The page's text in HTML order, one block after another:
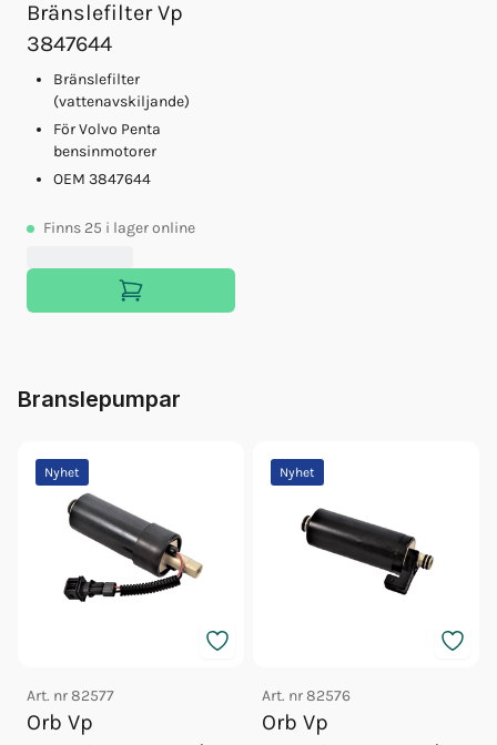
Bränslefilter Vp
3847644
Bränslefilter
(vattenavskiljande)
För Volvo Penta
bensinmotorer
OEM 3847644
Finns 25 i lager online
Branslepumpar
Nyhet
Art. nr82577
Orb Vp
Nyhet
Art. nr82576
Orb Vp